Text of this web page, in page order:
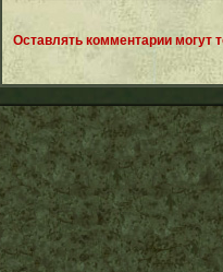
Оставлять комментарии могут